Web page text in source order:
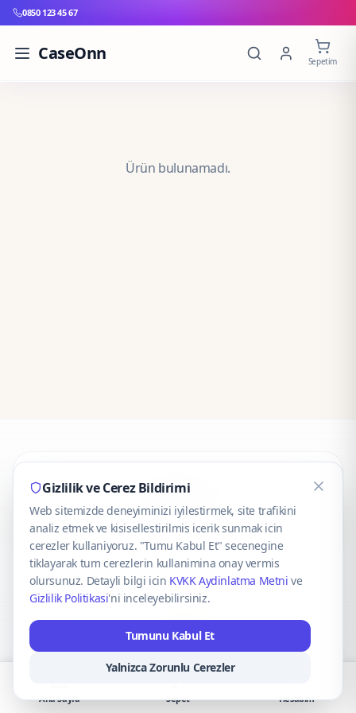
0850 123 45 67
CaseOnn Sepetim
Ürün bulunamadı.
CaseOnn
© 2025 CaseOnn. Tüm hakları saklıdır.
VISA Mastercard
Gizlilik ve Cerez Bildirimi
Web sitemizde deneyiminizi iyilestirmek, site trafikini
analiz etmek ve kisisellestirilmis icerik sunmak icin
cerezler kullaniyoruz. "Tumu Kabul Et" secenegine
tiklayarak tum cerezlerin kullanimina onay vermis
olursunuz. Detayli bilgi icin KVKK Aydinlatma Metni ve
Gizlilik Politikasi'ni inceleyebilirsiniz.
Tumunu Kabul Et
Yalnizca Zorunlu Cerezler
Ana Sayfa Sepet Hesabım